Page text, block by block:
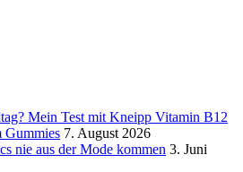
Mein Test mit Kneipp Vitamin B12
Gummies 7. August 2026
nie aus der Mode kommen 3. Juni